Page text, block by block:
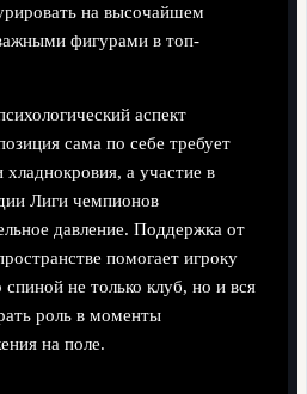
на высочайшем
фигурами в топ-
аспект
сама по себе требует
а участие в
Лиги чемпионов
давление. Поддержка от
помогает игроку
спиной не только клуб, но и вся
роль в моменты
на поле.